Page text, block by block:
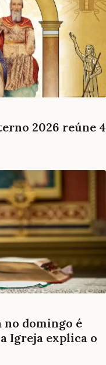
2026 reúne 4
no domingo é
Igreja explica o